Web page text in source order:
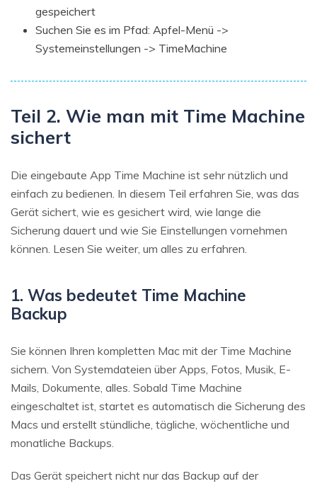
gespeichert
Suchen Sie es im Pfad: Apfel-Menü ->
Systemeinstellungen -> TimeMachine
Teil 2. Wie man mit Time Machine
sichert
Die eingebaute App Time Machine ist sehr nützlich und
einfach zu bedienen. In diesem Teil erfahren Sie, was das
Gerät sichert, wie es gesichert wird, wie lange die
Sicherung dauert und wie Sie Einstellungen vornehmen
können. Lesen Sie weiter, um alles zu erfahren.
1. Was bedeutet Time Machine
Backup
Sie können Ihren kompletten Mac mit der Time Machine
sichern. Von Systemdateien über Apps, Fotos, Musik, E-
Mails, Dokumente, alles. Sobald Time Machine
eingeschaltet ist, startet es automatisch die Sicherung des
Macs und erstellt stündliche, tägliche, wöchentliche und
monatliche Backups.
Das Gerät speichert nicht nur das Backup auf der